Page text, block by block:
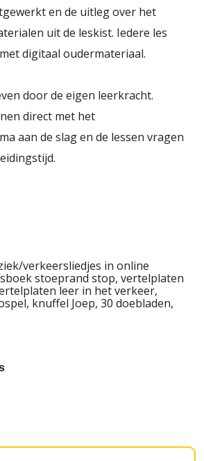
en de uitleg over het
uit de leskist. Iedere les
digitaal oudermateriaal.
door de eigen leerkracht.
direct met het
aan de slag en de lessen vragen
verkeersliedjes in online
stoeprand stop, vertelplaten
leer in het verkeer,
knuffel Joep, 30 doebladen,